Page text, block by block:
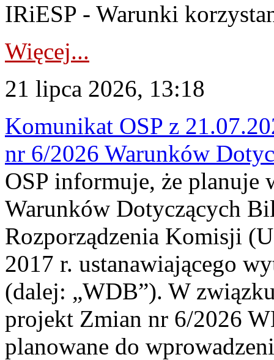
IRiESP - Warunki
Więcej...
21 lipca 2026, 13:18
Komunikat OSP z
nr 6/2026 Warunków
OSP informuje, że planuje
Warunków Dotyczących
Rozporządzenia Komisji
2017 r. ustanawiającego
(dalej: „WDB”). W
projekt Zmian nr 6/2026
planowane do